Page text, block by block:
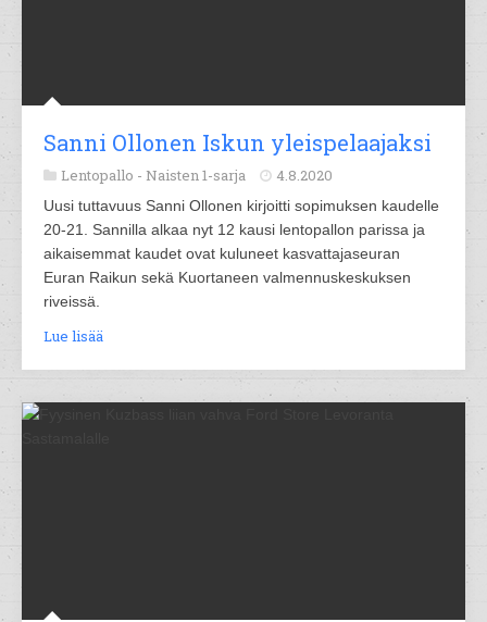
Sanni Ollonen Iskun yleispelaajaksi
Lentopallo - Naisten 1-sarja 4.8.2020
Uusi tuttavuus Sanni Ollonen kirjoitti sopimuksen kaudelle
20-21. Sannilla alkaa nyt 12 kausi lentopallon parissa ja
aikaisemmat kaudet ovat kuluneet kasvattajaseuran
Euran Raikun sekä Kuortaneen valmennuskeskuksen
riveissä.
Lue lisää